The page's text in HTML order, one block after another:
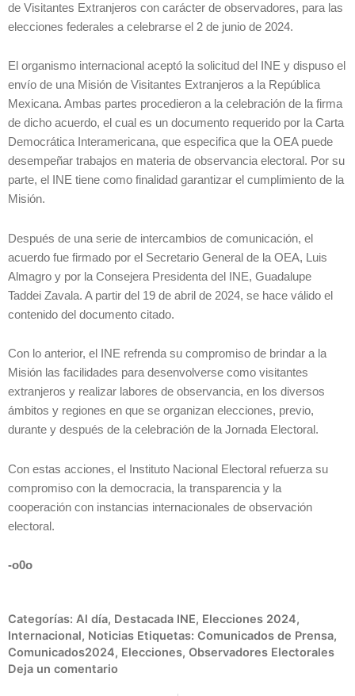
de Visitantes Extranjeros con carácter de observadores, para las
elecciones federales a celebrarse el 2 de junio de 2024.
El organismo internacional aceptó la solicitud del INE y dispuso el
envío de una Misión de Visitantes Extranjeros a la República
Mexicana. Ambas partes procedieron a la celebración de la firma
de dicho acuerdo, el cual es un documento requerido por la Carta
Democrática Interamericana, que especifica que la OEA puede
desempeñar trabajos en materia de observancia electoral. Por su
parte, el INE tiene como finalidad garantizar el cumplimiento de la
Misión.
Después de una serie de intercambios de comunicación, el
acuerdo fue firmado por el Secretario General de la OEA, Luis
Almagro y por la Consejera Presidenta del INE, Guadalupe
Taddei Zavala. A partir del 19 de abril de 2024, se hace válido el
contenido del documento citado.
Con lo anterior, el INE refrenda su compromiso de brindar a la
Misión las facilidades para desenvolverse como visitantes
extranjeros y realizar labores de observancia, en los diversos
ámbitos y regiones en que se organizan elecciones, previo,
durante y después de la celebración de la Jornada Electoral.
Con estas acciones, el Instituto Nacional Electoral refuerza su
compromiso con la democracia, la transparencia y la
cooperación con instancias internacionales de observación
electoral.
-o0o
Categorías: Al día, Destacada INE, Elecciones 2024,
Internacional, Noticias Etiquetas: Comunicados de Prensa,
Comunicados2024, Elecciones, Observadores Electorales
Deja un comentario